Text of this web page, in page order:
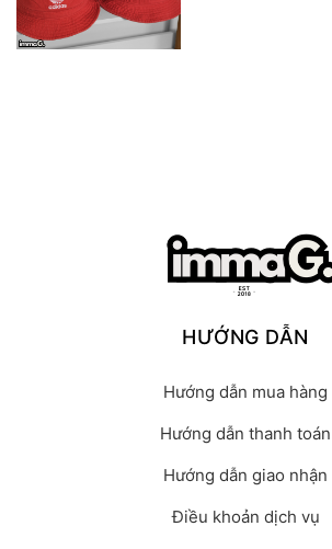
HƯỚNG DẪN
Hướng dẫn mua hàng
Hướng dẫn thanh toán
Hướng dẫn giao nhận
Điều khoản dịch vụ